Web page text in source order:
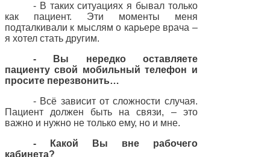
- В таких ситуациях я бывал только
как пациент. Эти моменты меня
подталкивали к мыслям о карьере врача –
я хотел стать другим.
- Вы нередко оставляете
пациенту свой мобильный телефон и
просите перезвонить…
- Всё зависит от сложности случая.
Пациент должен быть на связи, – это
важно и нужно не только ему, но и мне.
- Какой Вы вне рабочего
кабинета?